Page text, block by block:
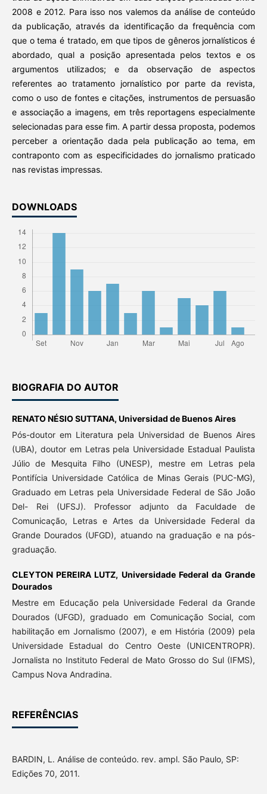
2008 e 2012. Para isso nos valemos da análise de conteúdo
da publicação, através da identificação da frequência com
que o tema é tratado, em que tipos de gêneros jornalísticos é
abordado, qual a posição apresentada pelos textos e os
argumentos utilizados; e da observação de aspectos
referentes ao tratamento jornalístico por parte da revista,
como o uso de fontes e citações, instrumentos de persuasão
e associação a imagens, em três reportagens especialmente
selecionadas para esse fim. A partir dessa proposta, podemos
perceber a orientação dada pela publicação ao tema, em
contraponto com as especificidades do jornalismo praticado
nas revistas impressas.
DOWNLOADS
BIOGRAFIA DO AUTOR
RENATO NÉSIO SUTTANA, Universidad de Buenos Aires
Pós-doutor em Literatura pela Universidad de Buenos Aires
(UBA), doutor em Letras pela Universidade Estadual Paulista
Júlio de Mesquita Filho (UNESP), mestre em Letras pela
Pontifícia Universidade Católica de Minas Gerais (PUC-MG),
Graduado em Letras pela Universidade Federal de São João
Del- Rei (UFSJ). Professor adjunto da Faculdade de
Comunicação, Letras e Artes da Universidade Federal da
Grande Dourados (UFGD), atuando na graduação e na pós-
graduação.
CLEYTON PEREIRA LUTZ, Universidade Federal da Grande
Dourados
Mestre em Educação pela Universidade Federal da Grande
Dourados (UFGD), graduado em Comunicação Social, com
habilitação em Jornalismo (2007), e em História (2009) pela
Universidade Estadual do Centro Oeste (UNICENTROPR).
Jornalista no Instituto Federal de Mato Grosso do Sul (IFMS),
Campus Nova Andradina.
REFERÊNCIAS
BARDIN, L. Análise de conteúdo. rev. ampl. São Paulo, SP:
Edições 70, 2011.